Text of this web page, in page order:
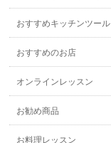
おすすめキッチンツール
おすすめのお店
オンラインレッスン
お勧め商品
お料理レッスン